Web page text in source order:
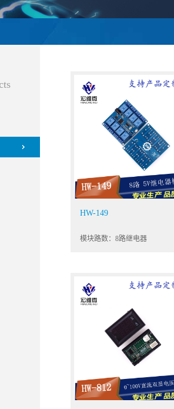
HW-149
模块路数：8路继电器